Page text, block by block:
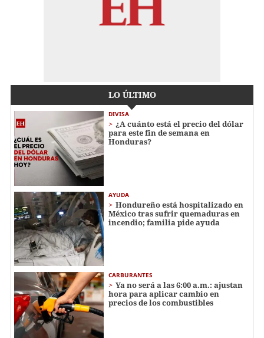
LO ÚLTIMO
DIVISA
¿A cuánto está el precio del dólar
para este fin de semana en
Honduras?
AYUDA
Hondureño está hospitalizado en
México tras sufrir quemaduras en
incendio; familia pide ayuda
CARBURANTES
Ya no será a las 6:00 a.m.: ajustan
hora para aplicar cambio en
precios de los combustibles